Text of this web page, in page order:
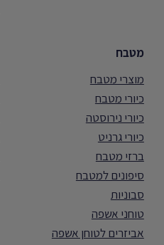
מטבח
מוצרי מטבח
כיורי מטבח
כיורי נירוסטה
כיורי גרניט
ברזי מטבח
סיפונים למטבח
סבוניות
טוחני אשפה
אביזרים לטוחן אשפה